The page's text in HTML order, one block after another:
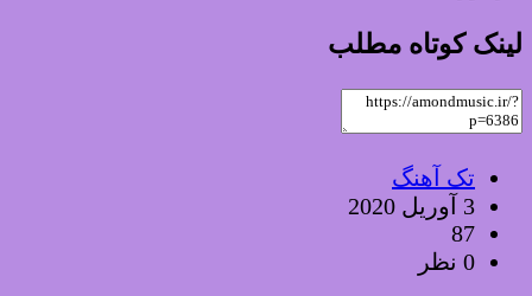
لینک کوتاه مطلب
تک آهنگ
3 آوریل 2020
87
0 نظر